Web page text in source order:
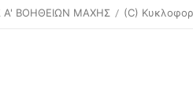
Α' ΒΟΗΘΕΙΩΝ ΜΑΧΗΣ / (C)